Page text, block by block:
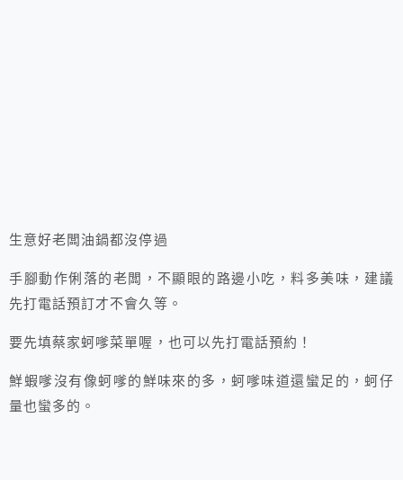
生意好老闆油鍋都沒停過
手腳動作俐落的老闆，不顯眼的路邊小吃，料多美味，建議
先打電話預訂才不會久等。
要先填蔡家蚵嗲菜單喔，也可以先打電話預約！
鮮蝦嗲沒有像蚵嗲的鮮味來的多，蚵嗲味道還蠻足的，蚵仔
量也蠻多的。